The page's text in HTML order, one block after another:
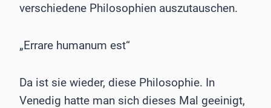
verschiedene Philosophien auszutauschen.
„Errare humanum est“
Da ist sie wieder, diese Philosophie. In
Venedig hatte man sich dieses Mal geeinigt,